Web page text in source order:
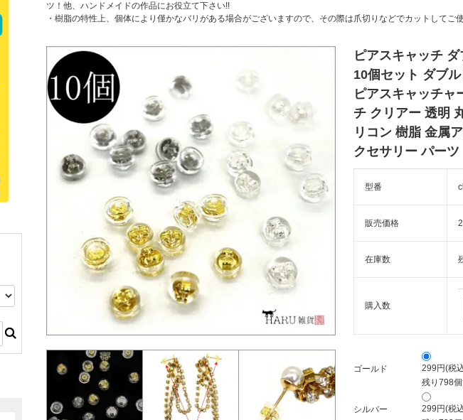
ツ！他、ハンドメイドの作品にお役立て下さい!!
・樹脂の特性上、個体により僅かなバリがある場合がございますので、その際は爪切りなどでカットしてご
ピアスキャッチ
10個セット ダブ
ピアスキャッチャ
チ クリアー 透明
リコン 樹脂 金属
クセサリー パーツ
型番
販売価格
在庫数
購入数
ゴールド
299円(税
残り798
シルバー
299円(税